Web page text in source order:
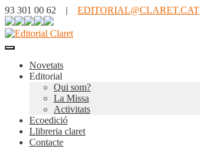
93 301 00 62 | EDITORIAL@CLARET.CAT
Novetats
Editorial
Qui som?
La Missa
Activitats
Ecoedició
Llibreria claret
Contacte